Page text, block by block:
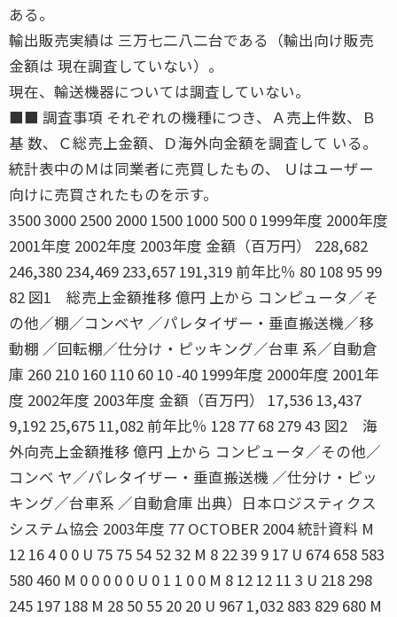
ある。
輸出販売実績は 三万七二八二台である（輸出向け販売
金額は 現在調査していない）。
現在、輸送機器については調査していない。
■■ 調査事項 それぞれの機種につき、Ａ売上件数、Ｂ
基 数、Ｃ総売上金額、Ｄ海外向金額を調査して いる。
統計表中のＭは同業者に売買したもの、 Ｕはユーザー
向けに売買されたものを示す。
3500 3000 2500 2000 1500 1000 500 0 1999年度 2000年度
2001年度 2002年度 2003年度 金額（百万円） 228,682
246,380 234,469 233,657 191,319 前年比％ 80 108 95 99
82 図1 総売上金額推移 億円 上から コンピュータ／そ
の他／棚／コンベヤ ／パレタイザー・垂直搬送機／移
動棚 ／回転棚／仕分け・ピッキング／台車 系／自動倉
庫 260 210 160 110 60 10 -40 1999年度 2000年度 2001年
度 2002年度 2003年度 金額（百万円） 17,536 13,437
9,192 25,675 11,082 前年比％ 128 77 68 279 43 図2 海
外向売上金額推移 億円 上から コンピュータ／その他／
コンベ ヤ／パレタイザー・垂直搬送機 ／仕分け・ピッ
キング／台車系 ／自動倉庫 出典）日本ロジスティクス
システム協会 2003年度 77 OCTOBER 2004 統計資料 M
12 16 4 0 0 U 75 75 54 52 32 M 8 22 39 9 17 U 674 658 583
580 460 M 0 0 0 0 0 U 0 1 1 0 0 M 8 12 12 11 3 U 218 298
245 197 188 M 28 50 55 20 20 U 967 1,032 883 829 680 M